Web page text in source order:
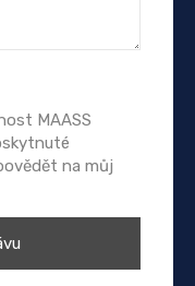
MAASS
na můj